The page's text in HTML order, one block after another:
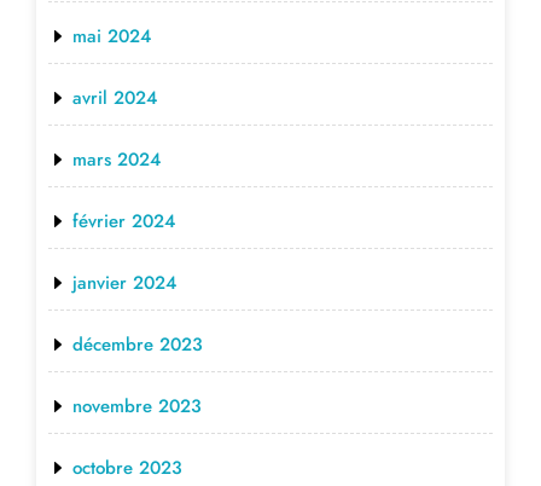
mai 2024
avril 2024
mars 2024
février 2024
janvier 2024
décembre 2023
novembre 2023
octobre 2023